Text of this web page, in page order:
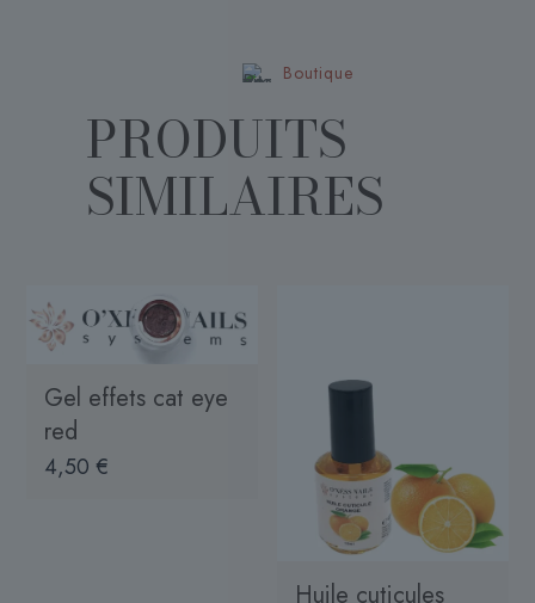
Boutique
PRODUITS
SIMILAIRES
Gel effets cat eye
red
4,50€
Huile cuticules